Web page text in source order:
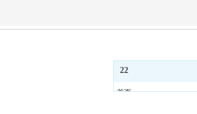
22
首页